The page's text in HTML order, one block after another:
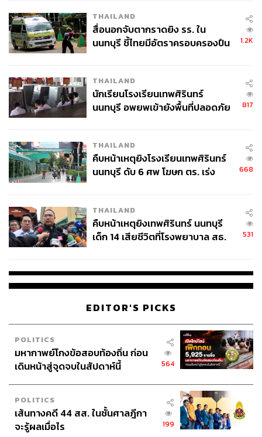
THAILAND
สื่อนอกจับตากราดยิง รร. ใน
นนทบุรี ชี้ไทยมีอัตราครอบครองปืน
1.2K
THAILAND
นักเรียนโรงเรียนเทพศิรินทร์
นนทบุรี อพยพเข้ายังพื้นที่ปลอดภัย
817
THAILAND
คืบหน้าเหตุยิงโรงเรียนเทพศิรินทร์
นนทบุรี ดับ 6 ศพ โฆษก ตร. เร่ง
668
THAILAND
คืบหน้าเหตุยิงเทพศิรินทร์ นนทบุรี
เด็ก 14 เสียชีวิตที่โรงพยาบาล สธ.
531
EDITOR'S PICKS
POLITICS
มหากาพย์โกงข้อสอบท้องถิ่น ก่อน
เดินหน้าสู่จุดจบในสัปดาห์นี้
564
POLITICS
เส้นทางคดี 44 สส. ในชั้นศาลฎีกา
จะรู้ผลเมื่อไร
199